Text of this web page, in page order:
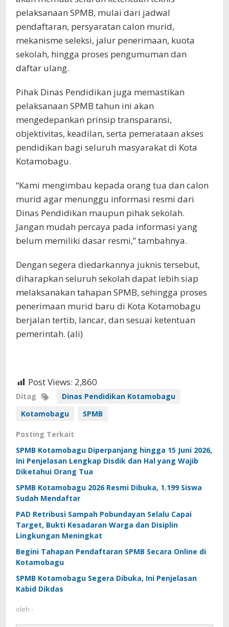
pelaksanaan SPMB, mulai dari jadwal
pendaftaran, persyaratan calon murid,
mekanisme seleksi, jalur penerimaan, kuota
sekolah, hingga proses pengumuman dan
daftar ulang.
Pihak Dinas Pendidikan juga memastikan
pelaksanaan SPMB tahun ini akan
mengedepankan prinsip transparansi,
objektivitas, keadilan, serta pemerataan akses
pendidikan bagi seluruh masyarakat di Kota
Kotamobagu.
“Kami mengimbau kepada orang tua dan calon
murid agar menunggu informasi resmi dari
Dinas Pendidikan maupun pihak sekolah.
Jangan mudah percaya pada informasi yang
belum memiliki dasar resmi,” tambahnya.
Dengan segera diedarkannya juknis tersebut,
diharapkan seluruh sekolah dapat lebih siap
melaksanakan tahapan SPMB, sehingga proses
penerimaan murid baru di Kota Kotamobagu
berjalan tertib, lancar, dan sesuai ketentuan
pemerintah. (ali)
Post Views: 2,860
Ditag
Dinas Pendidikan Kotamobagu
Kotamobagu
SPMB
Posting Terkait
SPMB Kotamobagu Diperpanjang hingga 15 Juni 2026,
Ini Penjelasan Lengkap Disdik dan Hal yang Wajib
Diketahui Orang Tua
SPMB Kotamobagu 2026 Resmi Dibuka, 1.199 Siswa
Sudah Mendaftar
PAD Retribusi Sampah Pobundayan Selalu Capai
Target, Bukti Kesadaran Warga dan Disiplin
Lingkungan Meningkat
Begini Tahapan Pendaftaran SPMB Secara Online di
Kotamobagu
SPMB Kotamobagu Segera Dibuka, Ini Penjelasan
Kabid Dikdas
oleh -